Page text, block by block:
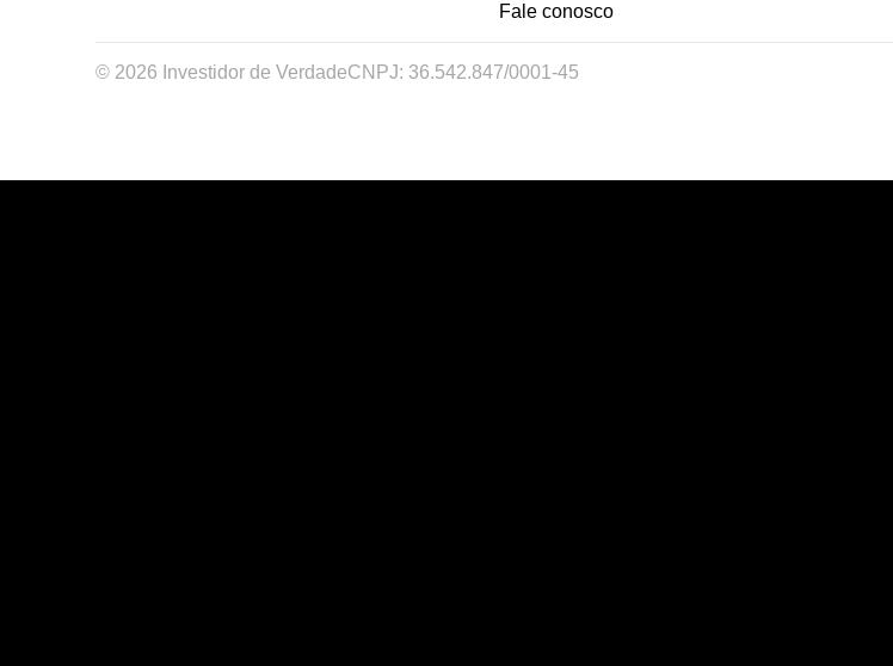
Fale conosco
© 2026 Investidor de VerdadeCNPJ: 36.542.847/0001-45